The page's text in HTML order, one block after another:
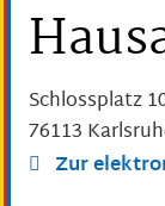
Schlossplatz
76113
Zur